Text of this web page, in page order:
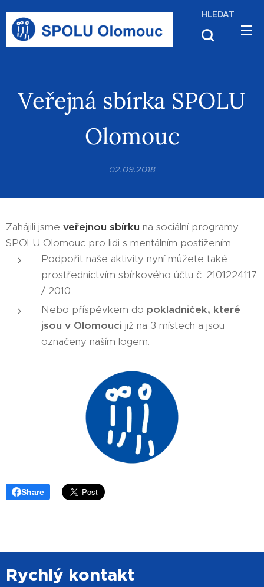
HLEDAT
Veřejná sbírka SPOLU
Olomouc
02.09.2018
Zahájili jsme veřejnou sbírku na sociální programy
SPOLU Olomouc pro lidi s mentálním postižením.
Podpořit naše aktivity nyní můžete také
prostřednictvím sbírkového účtu č. 2101224117
/ 2010
Nebo příspěvkem do pokladniček, které
jsou v Olomouci již na 3 místech a jsou
označeny naším logem.
Share
Rychlý kontakt